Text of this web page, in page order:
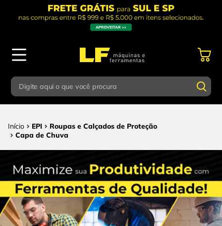
Digite aqui o que você procura
EPI
Roupas e Calçados de Proteção
Capa de Chuva
1 parafusadeira
2º caixa ferramentas
3º esmerilhadeira
4º escada
5º serra circular
Termos mais buscados
parafusadeira
caixa ferramentas
3º esmerilhadeira